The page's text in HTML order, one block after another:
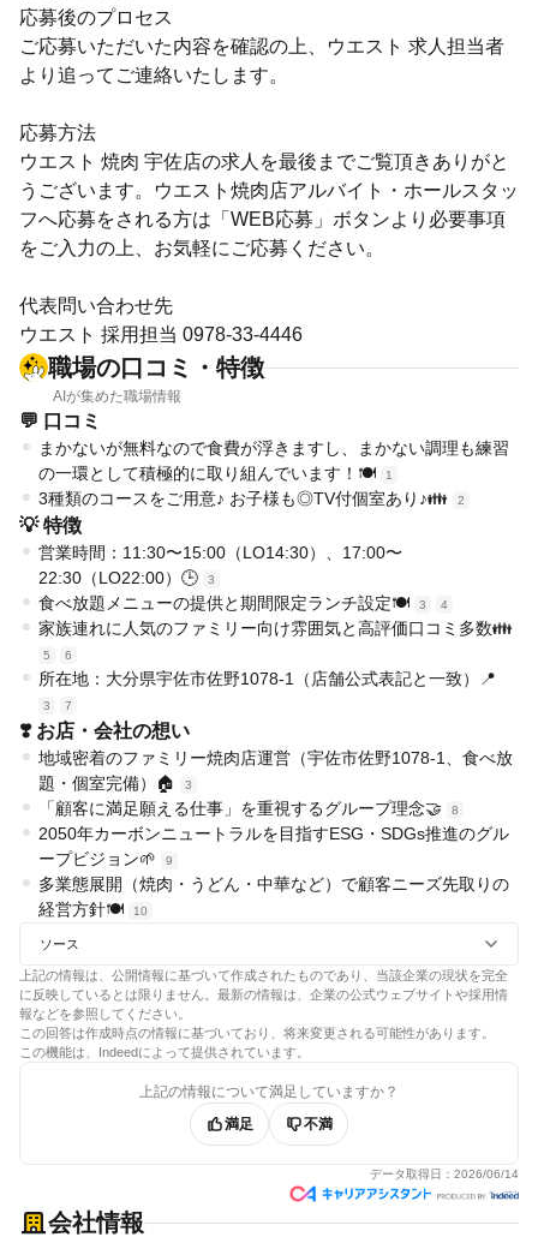
応募後のプロセス
ご応募いただいた内容を確認の上、ウエスト 求人担当者
より追ってご連絡いたします。
応募方法
ウエスト 焼肉 宇佐店の求人を最後までご覧頂きありがと
うございます。ウエスト焼肉店アルバイト・ホールスタッ
フへ応募をされる方は「WEB応募」ボタンより必要事項
をご入力の上、お気軽にご応募ください。
代表問い合わせ先
ウエスト 採用担当 0978-33-4446
職場の口コミ・特徴
AIが集めた職場情報
💬 口コミ
まかないが無料なので食費が浮きますし、まかない調理も練習
の一環として積極的に取り組んでいます！🍽️
1
3種類のコースをご用意♪ お子様も◎TV付個室あり♪👪 2
💡 特徴
営業時間：11:30〜15:00（LO14:30）、17:00〜
22:30（LO22:00）🕒
3
食べ放題メニューの提供と期間限定ランチ設定🍽️ 3 4
家族連れに人気のファミリー向け雰囲気と高評価口コミ多数👪
5 6
所在地：大分県宇佐市佐野1078-1（店舗公式表記と一致）📍
3 7
❣️ お店・会社の想い
地域密着のファミリー焼肉店運営（宇佐市佐野1078-1、食べ放
題・個室完備）🏠
3
「顧客に満足願える仕事」を重視するグループ理念🤝 8
2050年カーボンニュートラルを目指すESG・SDGs推進のグル
ープビジョン🌱
9
多業態展開（焼肉・うどん・中華など）で顧客ニーズ先取りの
経営方針🍽️
10
ソース
上記の情報は、公開情報に基づいて作成されたものであり、当該企業の現状を完全
に反映しているとは限りません。最新の情報は、企業の公式ウェブサイトや採用情
報などを参照してください。
この回答は作成時点の情報に基づいており、将来変更される可能性があります。
この機能は、Indeedによって提供されています。
上記の情報について満足していますか？
満足
不満
データ取得日： 2026/06/14
会社情報